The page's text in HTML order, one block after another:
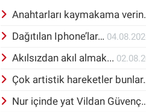
Anahtarları kaymakama
Dağıtılan Iphone’lar…
Akılsızdan akıl almak...
Çok artistik hareketler
Nur içinde yat Vildan